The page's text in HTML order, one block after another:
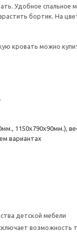
Удобное спальное
бортик. На
кровать можно
1150х790х90мм.),
вариантах
детской мебели
возможность